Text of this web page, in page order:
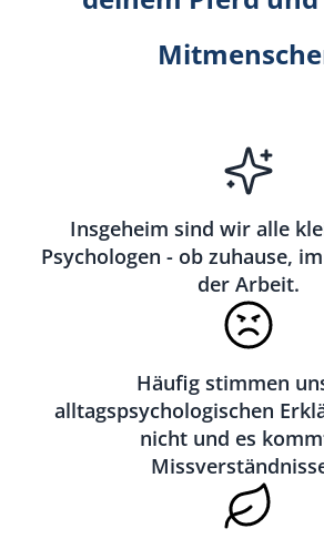
Insgeheim sind wir alle
Psychologen - ob zuhause,
der Arbeit.
Häufig stimmen
alltagspsychologischen
nicht und es